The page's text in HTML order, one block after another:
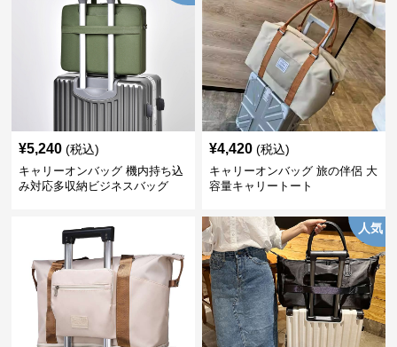
¥5,240 (税込)
キャリーオンバッグ 機内持ち込
み対応多収納ビジネスバッグ
¥4,420 (税込)
キャリーオンバッグ 旅の伴侶 大
容量キャリートート
人気